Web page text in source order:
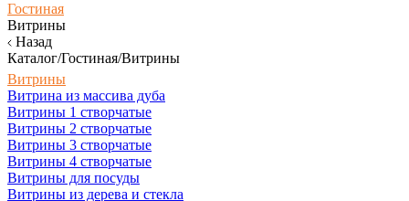
Гостиная
Витрины
Назад
Каталог/Гостиная/Витрины
Витрины
Витрина из массива дуба
Витрины 1 створчатые
Витрины 2 створчатые
Витрины 3 створчатые
Витрины 4 створчатые
Витрины для посуды
Витрины из дерева и стекла